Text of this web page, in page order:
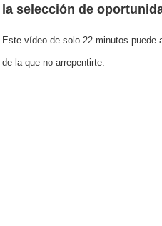
la selección de
Este vídeo de solo 22 minutos puede
de la que no arrepentirte.